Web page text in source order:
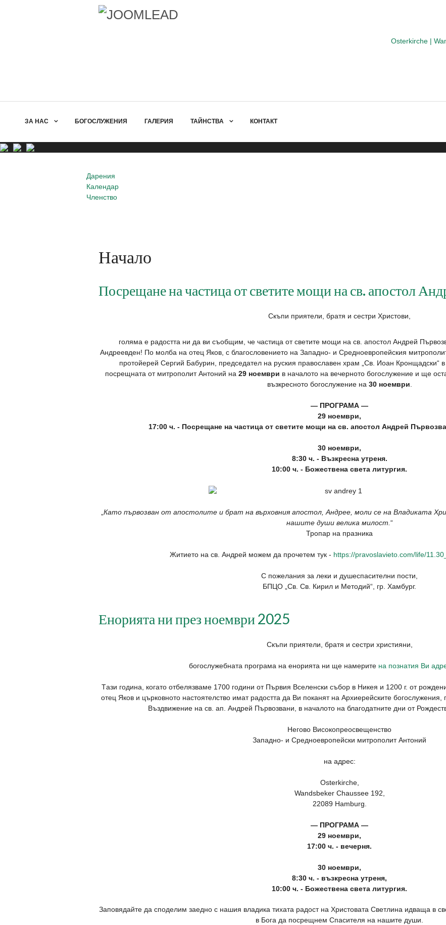
Osterkirche |
ЗА НАС БОГОСЛУЖЕНИЯ ГАЛЕРИЯ ТАЙНСТВА КОНТАКТ
Дарения
Календар
Членство
Начало
Посрещане на частица от светите мощи на св. апостол
Скъпи приятели, братя и сестри Христови,
голяма е радостта ни да ви съобщим, че частица от светите мощи на св. апостол Андрей
Андреевден! По молба на отец Яков, с благословението на Западно- и Средноевропейския
протойерей Сергий Бабурин, председател на руския православен храм „Св. Иоан Кронщадски“
посрещната от митрополит Антоний на 29 ноември в началото на вечерното богослужение и ще
възкресното богослужение на 30 ноември.
— ПРОГРАМА —
29 ноември,
17:00 ч. - Посрещане на частица от светите мощи на св. апостол Андрей
30 ноември,
8:30 ч. - Възкресна утреня.
10:00 ч. - Божествена света литургия.
Като първозван от апостолите и брат на върховния апостол, Андрее, моли се на Владиката
нашите души велика милост. “
Тропар на празника
Житието на св. Андрей можем да прочетем тук - https://pravoslavieto.com/life/
С пожелания за леки и душеспасителни пости,
БПЦО „Св. Св. Кирил и Методий“, гр. Хамбург.
Енорията ни през ноември 2025
Скъпи приятели, братя и сестри християни,
богослужебната програма на енорията ни ще намерите на познатия Ви
Tази година, когато отбелязваме 1700 години от Първия Вселенски събор в Никея и 1200 г. от
отец Яков и църковното настоятелство имат радостта да Ви поканят на Архиерейските
Въздвижение на св. ап. Андрей Първозвани, в началото на благодатните дни от
Негово Високопреосвещенство
Западно- и Средноевропейски митрополит Антоний
на адрес:
Osterkirche,
Wandsbeker Chaussee 192,
22089 Hamburg.
— ПРОГРАМА —
29 ноември,
17:00 ч. - вечерня.
30 ноември,
8:30 ч. - възкресна утреня,
10:00 ч. - Божествена света литургия.
Заповядайте да споделим заедно с нашия владика тихата радост на Христовата Светлина идваща в
в Бога да посрещнем Спасителя на нашите души.